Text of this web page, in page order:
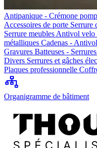
Antipanique - Crémone
Accessoires de porte Serrure
Serrure meubles Antivol velo
métalliques Cadenas -
Gravures Batteuses -
Divers Serrures et gâches
Plaques professionnelle
Organigramme de bâtiment